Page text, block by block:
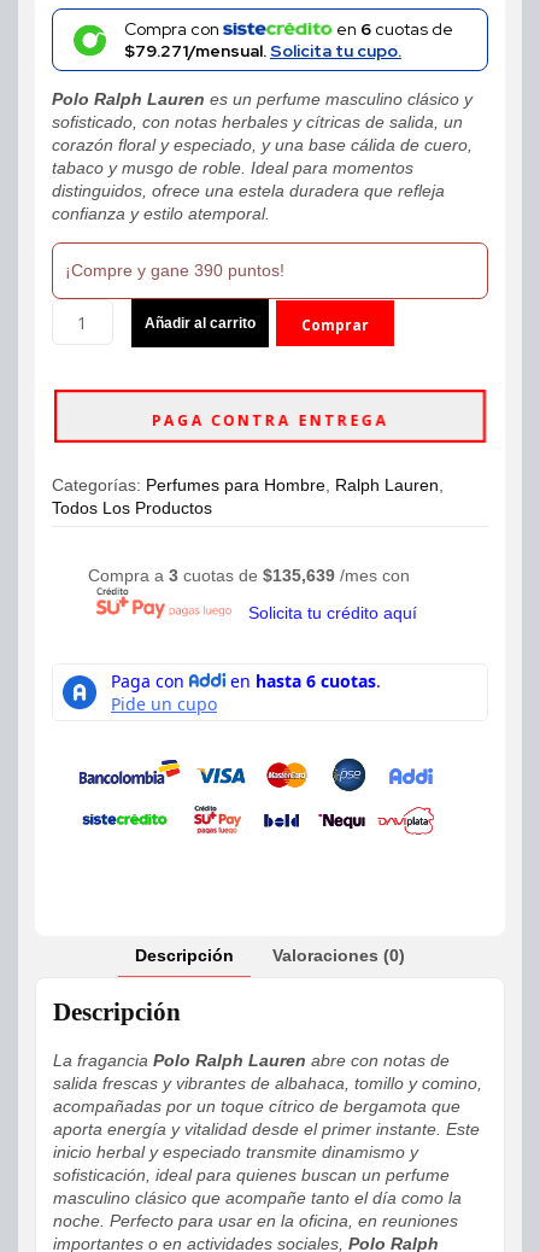
price
was:
$489,990.
price
is:
$389,990.
Compra con en 6cuotas de
$79.271/mensual.Solicita tu cupo.
Polo Ralph Lauren es un perfume masculino clásico y
sofisticado, con notas herbales y cítricas de salida, un
corazón floral y especiado, y una base cálida de cuero,
tabaco y musgo de roble. Ideal para momentos
distinguidos, ofrece una estela duradera que refleja
confianza y estilo atemporal.
¡Compre y gane 390 puntos!
Polo
Toilette
Hombre
cantidad
Añadir al carrito Comprar
PAGA CONTRA ENTREGA
Categorías: Perfumes para Hombre Ralph Lauren
Todos Los Productos
Compra a 3 cuotas de $135,639 /mes con
Solicita tu crédito aquí
Descripción Valoraciones (0)
Descripción
La fragancia Polo Ralph Lauren abre con notas de
salida frescas y vibrantes de albahaca, tomillo y comino,
acompañadas por un toque cítrico de bergamota que
aporta energía y vitalidad desde el primer instante. Este
inicio herbal y especiado transmite dinamismo y
sofisticación, ideal para quienes buscan un perfume
masculino clásico que acompañe tanto el día como la
noche. Perfecto para usar en la oficina, en reuniones
importantes o en actividades sociales, Polo Ralph